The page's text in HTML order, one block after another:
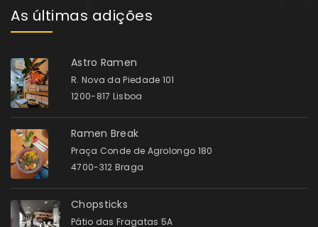
As últimas adições
Astro Ramen
R. Nova da Piedade 101
1200-817 Lisboa
Ramen Break
Praça Conde de Agrolongo 180
4700-312 Braga
Chopsticks
Pátio das Fragatas 5A